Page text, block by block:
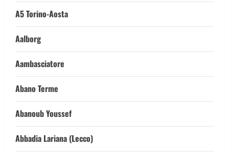
A5 Torino-Aosta
Aalborg
Aambasciatore
Abano Terme
Abanoub Youssef
Abbadia Lariana (Lecco)